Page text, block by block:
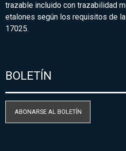
trazable incluido con trazabilidad
etalones según los requisitos de la
17025.
BOLETÍN
ABONARSE AL BOLETÍN